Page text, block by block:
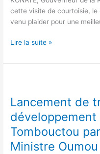
cette visite de courtoisie, le
venu plaider pour une
Madame
la
Oumou
SECK
Lire la suite »
Lancement de
Tombouctou
Ministre Oumou
trois
projets
de
développement
dans